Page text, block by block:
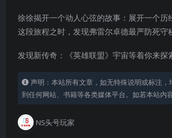
徐徐揭开一个动人心弦的故事：展开一个
这段旅程之时，发现弗雷尔卓德最严防死守
发现新传奇：《英雄联盟》宇宙等着你来探
声明：本站所有文章，如无特殊说明或标注
到任何网站、书籍等各类媒体平台。如若本站内
NS头号玩家